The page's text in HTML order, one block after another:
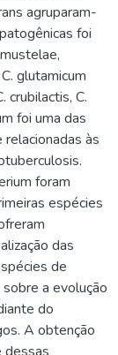
agruparam-
foi
glutamicum
crubilactis, C.
foi uma das
às
foram
espécies
das
de
a evolução
do
A obtenção